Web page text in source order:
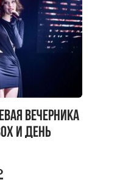
вечерника
и день